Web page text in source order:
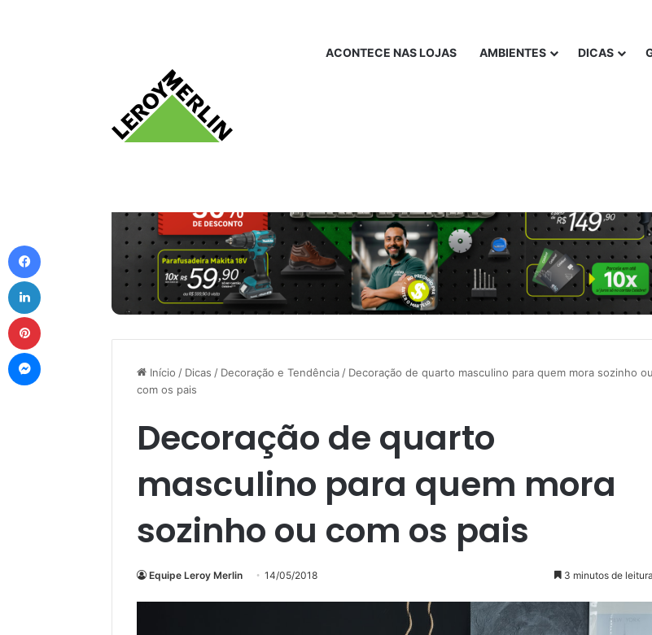
ACONTECE NAS LOJAS AMBIENTES DICAS
Início / Dicas / Decoração e Tendência / Decoração de quarto masculino para quem mora sozinho ou
com os pais
Decoração de quarto
masculino para quem mora
sozinho ou com os pais
Equipe Leroy Merlin 14/05/2018 3 minutos de leitura